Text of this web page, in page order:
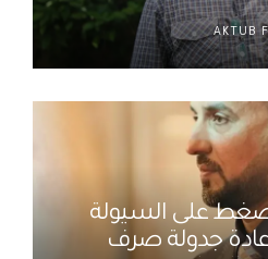
AKTUB
على السيولة
جدولة صرف